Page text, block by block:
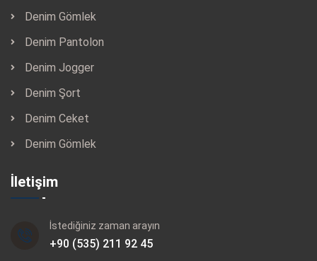
Denim Gömlek
Denim Pantolon
Denim Jogger
Denim Şort
Denim Ceket
Denim Gömlek
İletişim
İstediğiniz zaman arayın
+90 (535) 211 92 45